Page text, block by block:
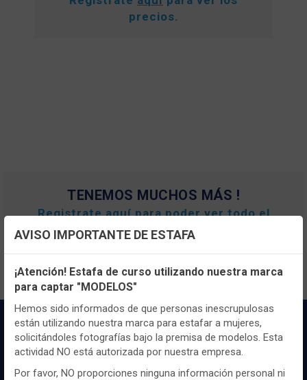
precios.
TENEMOS MUCHOS MÁS !
Registrateaquípara poder ver todo el
contenido y los precios.
Configuración de cookies
Utilizamos cookies propias y de terceros, de sesión o
persistentes, para hacer funcionar de manera segura nuestra
página web y personalizar su contenido.
Igualmente, utilizamos cookies para medir y obtener datos de
la navegación que realizas y para ajustar el contenido a tus
gustos y preferencias.
AVISO IMPORTANTE DE ESTAFA
¡Atención! Estafa de curso utilizando nuestra marca
para captar "MODELOS"
Hemos sido informados de que personas inescrupulosas
están utilizando nuestra marca para estafar a mujeres,
solicitándoles fotografías bajo la premisa de modelos. Esta
actividad NO está autorizada por nuestra empresa.
Por favor, NO proporciones ninguna información personal ni